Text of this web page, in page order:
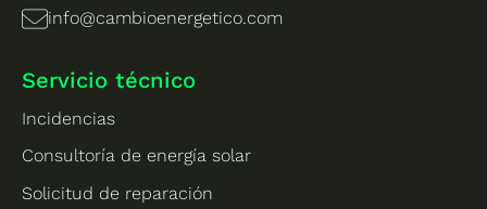
info@cambioenergetico.com
Servicio técnico
Incidencias
Consultoría de energía solar
Solicitud de reparación